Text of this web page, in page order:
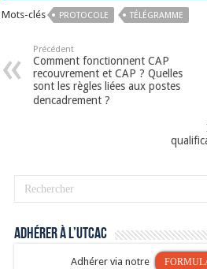
Mots-clés PROTOCOLE TÉLÉGRAMME
Précédent
Comment fonctionnent CAP
recouvrement et CAP ? Quelles
sont les règles liées aux postes
dencadrement ?
Adhérer à l’UTCAC
Adhérer via notre